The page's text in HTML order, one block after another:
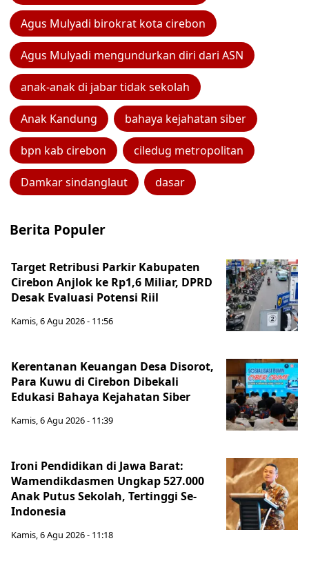
Agus Mulyadi birokrat kota cirebon
Agus Mulyadi mengundurkan diri dari ASN
anak-anak di jabar tidak sekolah
Anak Kandung bahaya kejahatan siber
bpn kab cirebon ciledug metropolitan
Damkar sindanglaut dasar
Berita Populer
Target Retribusi Parkir Kabupaten
Cirebon Anjlok ke Rp1,6 Miliar, DPRD
Desak Evaluasi Potensi Riil
Kamis, 6 Agu 2026 - 11:56
Kerentanan Keuangan Desa Disorot,
Para Kuwu di Cirebon Dibekali
Edukasi Bahaya Kejahatan Siber
Kamis, 6 Agu 2026 - 11:39
Ironi Pendidikan di Jawa Barat:
Wamendikdasmen Ungkap 527.000
Anak Putus Sekolah, Tertinggi Se-
Indonesia
Kamis, 6 Agu 2026 - 11:18